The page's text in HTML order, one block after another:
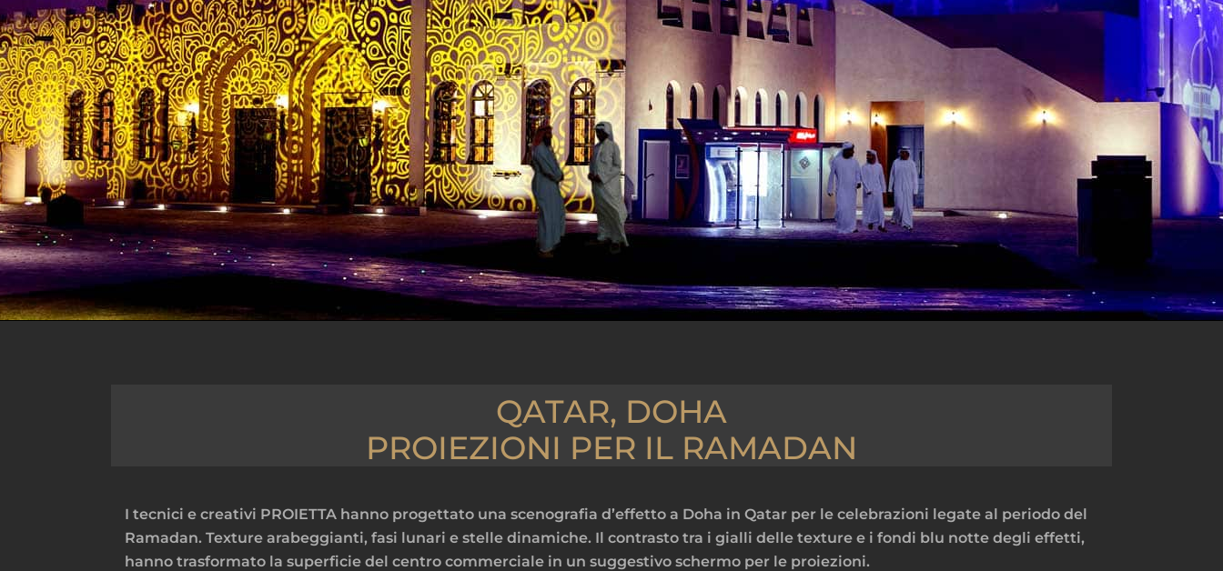
QATAR, DOHA
PROIEZIONI PER IL RAMADAN
I tecnici e creativi PROIETTA hanno progettato una scenografia d’effetto a Doha in Qatar per le celebrazioni legate al periodo del
Ramadan. Texture arabeggianti, fasi lunari e stelle dinamiche. Il contrasto tra i gialli delle texture e i fondi blu notte degli effetti,
hanno trasformato la superficie del centro commerciale in un suggestivo schermo per le proiezioni.